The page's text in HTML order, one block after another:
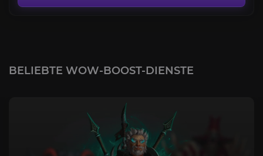
BELIEBTE WOW-BOOST-DIENSTE